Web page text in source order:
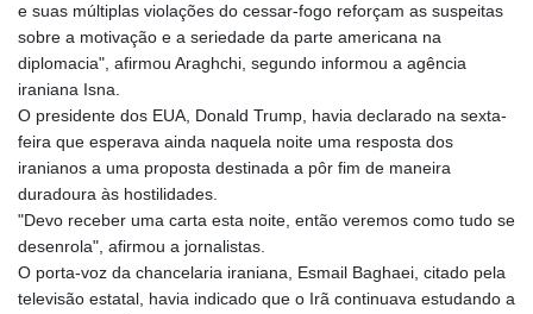
e suas múltiplas violações do cessar-fogo reforçam as suspeitas
sobre a motivação e a seriedade da parte americana na
diplomacia", afirmou Araghchi, segundo informou a agência
iraniana Isna.
O presidente dos EUA, Donald Trump, havia declarado na sexta-
feira que esperava ainda naquela noite uma resposta dos
iranianos a uma proposta destinada a pôr fim de maneira
duradoura às hostilidades.
"Devo receber uma carta esta noite, então veremos como tudo se
desenrola", afirmou a jornalistas.
O porta-voz da chancelaria iraniana, Esmail Baghaei, citado pela
televisão estatal, havia indicado que o Irã continuava estudando a